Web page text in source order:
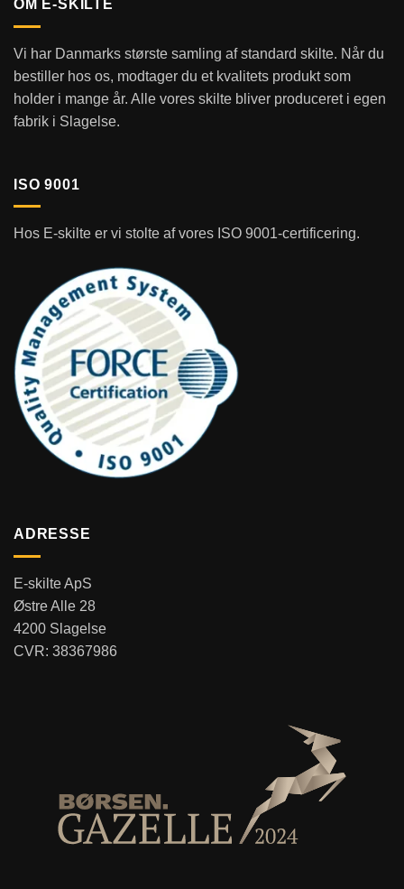
OM E-SKILTE
Vi har Danmarks største samling af standard skilte. Når du
bestiller hos os, modtager du et kvalitets produkt som
holder i mange år. Alle vores skilte bliver produceret i egen
fabrik i Slagelse.
ISO 9001
Hos E-skilte er vi stolte af vores ISO 9001-certificering.
ADRESSE
E-skilte ApS
Østre Alle 28
4200 Slagelse
CVR: 38367986